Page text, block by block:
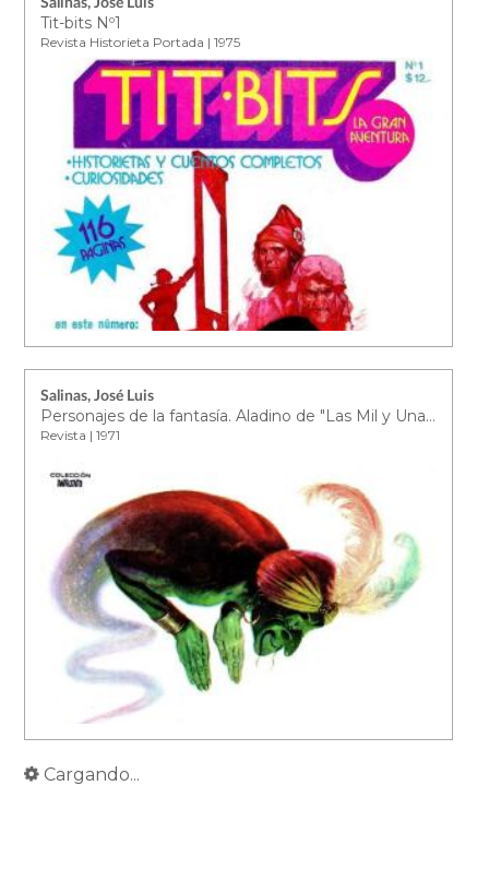
Salinas, José Luis
Tit-bits Nº1
Revista Historieta Portada | 1975
Salinas, José Luis
Personajes de la fantasía. Aladino de "Las Mil y Una Noches".
Revista | 1971
Cargando...